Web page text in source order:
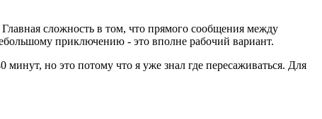
сложность в том, что прямого сообщения между
приключению - это вполне рабочий вариант.
но это потому что я уже знал где пересаживаться. Для